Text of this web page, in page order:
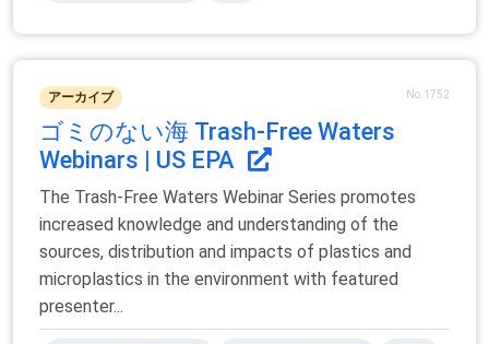
アーカイブ No.1752
ゴミのない海 Trash-Free Waters
Webinars | US EPA
The Trash-Free Waters Webinar Series promotes
increased knowledge and understanding of the
sources, distribution and impacts of plastics and
microplastics in the environment with featured
presenter...